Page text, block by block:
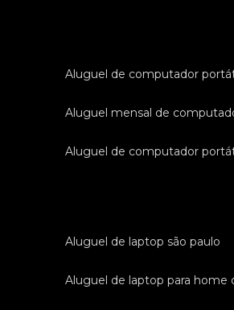
aluguel de computador
aluguel mensal de
aluguel de computador
aluguel de laptop são paulo
aluguel de laptop para home